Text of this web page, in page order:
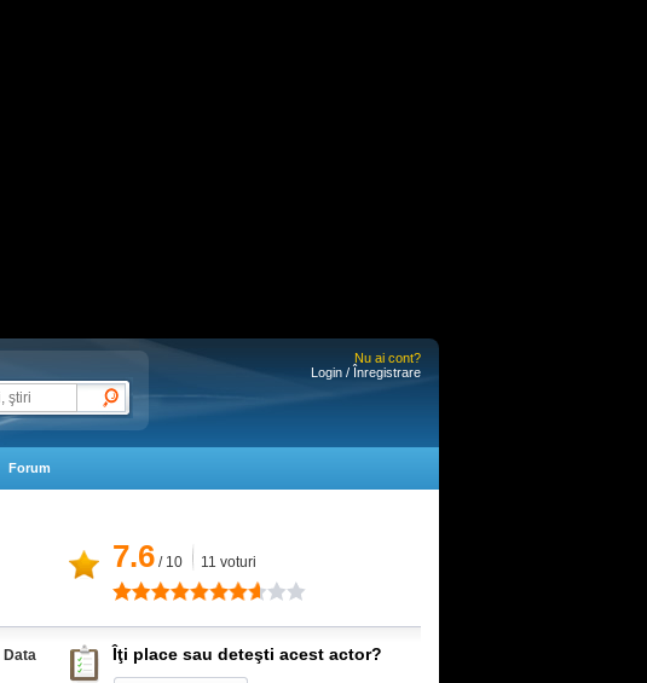
Nu ai cont?
Login / Înregistrare
Forum
7.6 / 10 11 voturi
Data
Îţi place sau deteşti acest actor?